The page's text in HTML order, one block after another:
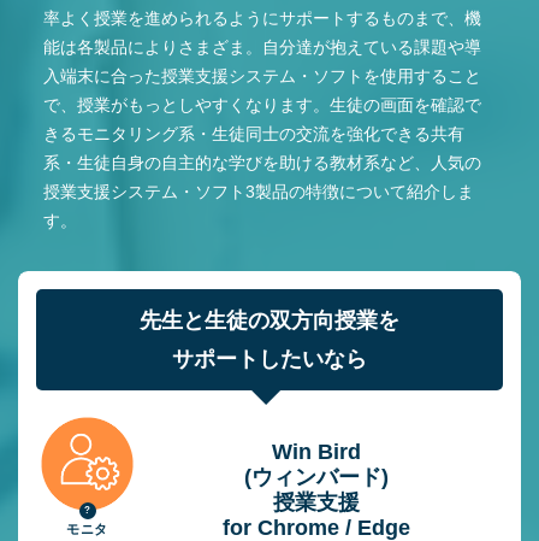
率よく授業を進められるようにサポートするものまで、機
能は各製品によりさまざま。自分達が抱えている課題や導
入端末に合った授業支援システム・ソフトを使用すること
で、授業がもっとしやすくなります。生徒の画面を確認で
きるモニタリング系・生徒同士の交流を強化できる共有
系・生徒自身の自主的な学びを助ける教材系など、人気の
授業支援システム・ソフト3製品の特徴について紹介しま
す。
先生と生徒の双方向授業を
サポートしたいなら
モニタ
Win Bird
(ウィンバード)
授業⽀援
for Chrome / Edge